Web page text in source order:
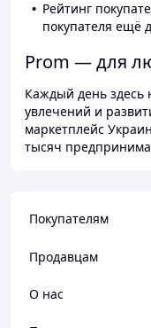
Рейтинг
покупателя ещё
Prom — для
Каждый день здесь
увлечений и
маркетплейс
тысяч
Покупателям
Продавцам
О нас